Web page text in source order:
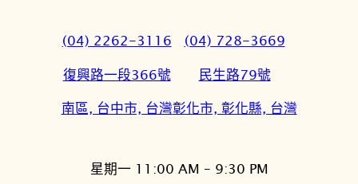
(04) 2262-3116
復興路一段366號
南區, 台中市, 台灣
(04) 728-3669
民生路79號
彰化市, 彰化縣, 台灣
星期一 11:00 AM – 9:30 PM